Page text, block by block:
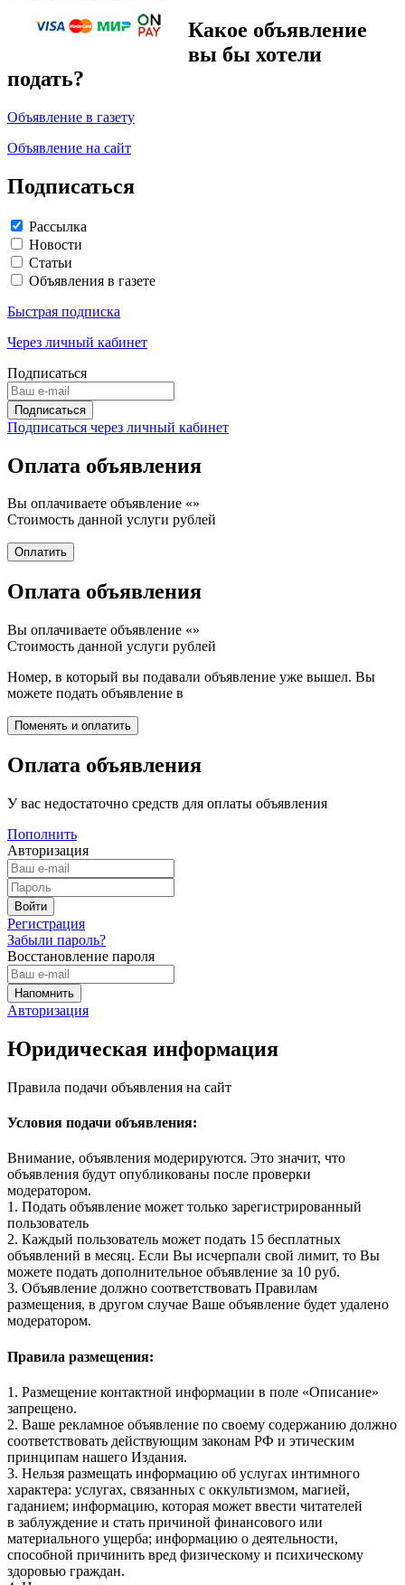
Какое объявление
вы бы хотели
подать?
Объявление в газету
Объявление на сайт
Подписаться
Рассылка
Новости
Статьи
Объявления в газете
Быстрая подписка
Через личный кабинет
Подписаться
Подписаться через личный кабинет
Оплата объявления
Вы оплачиваете объявление «»
Стоимость данной услуги рублей
Оплата объявления
Вы оплачиваете объявление «»
Стоимость данной услуги рублей
Номер, в который вы подавали объявление уже вышел. Вы
можете подать объявление в
Оплата объявления
У вас недостаточно средств для оплаты объявления
Пополнить
Авторизация
Регистрация
Забыли пароль?
Восстановление пароля
Авторизация
Юридическая информация
Правила подачи объявления на сайт
Условия подачи объявления:
Внимание, объявления модерируются. Это значит, что
объявления будут опубликованы после проверки
модератором.
1. Подать объявление может только зарегистрированный
пользователь
2. Каждый пользователь может подать 15 бесплатных
объявлений в месяц. Если Вы исчерпали свой лимит, то Вы
можете подать дополнительное объявление за 10 руб.
3. Объявление должно соответствовать Правилам
размещения, в другом случае Ваше объявление будет удалено
модератором.
Правила размещения:
1. Размещение контактной информации в поле «Описание»
запрещено.
2. Ваше рекламное объявление по своему содержанию должно
соответствовать действующим законам РФ и этическим
принципам нашего Издания.
3. Нельзя размещать информацию об услугах интимного
характера: услугах, связанных с оккультизмом, магией,
гаданием; информацию, которая может ввести читателей
в заблуждение и стать причиной финансового или
материального ущерба; информацию о деятельности,
способной причинить вред физическому и психическому
здоровью граждан.